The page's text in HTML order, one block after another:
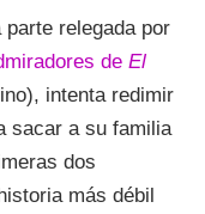
relegada por
de El
intenta redimir
sacar a su familia
dos
más débil